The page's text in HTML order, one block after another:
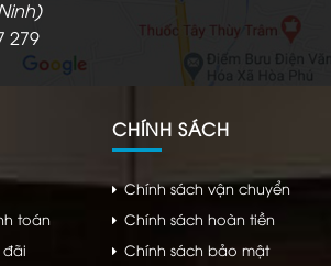
279
toán
đãi
CHÍNH SÁCH
Chính sách vận chuyển
Chính sách hoàn tiền
Chính sách bảo mật